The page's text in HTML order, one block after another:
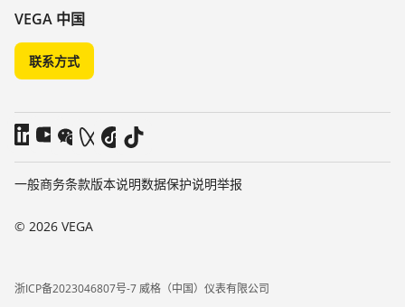
化学稳定性列表
介电常数列表
TeamViewer
联系我们
新闻
媒体
博客
VEGA 中国
联系方式
© 2026 VEGA
一般商务条款版本说明数据保护说明举报
浙ICP备2023046807号-7 威格（中国）仪表有限公司